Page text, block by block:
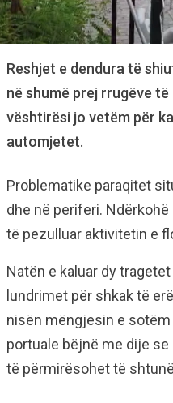
Reshjet e dendura të
në shumë prej rrugëve
vështirësi jo vetëm për
automjetet.
Problematike paraqitet
dhe në periferi.
të pezulluar aktivitetin e
Natën e kaluar dy
lundrimet për shkak të
nisën mëngjesin e
portuale bëjnë me dije
të përmirësohet të